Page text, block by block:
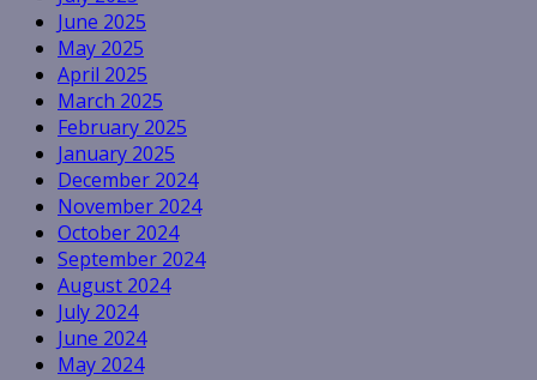
June 2025
May 2025
April 2025
March 2025
February 2025
January 2025
December 2024
November 2024
October 2024
September 2024
August 2024
July 2024
June 2024
May 2024